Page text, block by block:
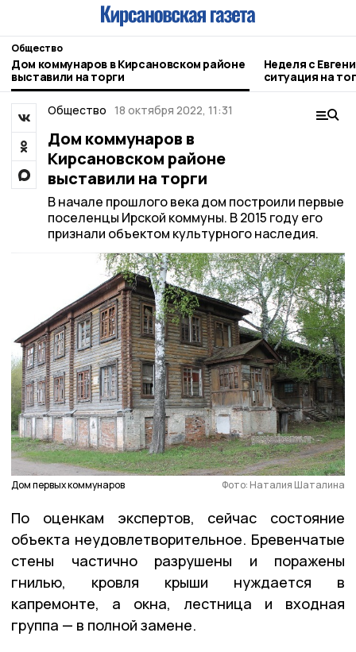
Общество
Дом коммунаров в Кирсановском районе
выставили на торги
Неделя с
ситуация на
городе и
Общество 18 октября 2022, 11:31
Дом коммунаров в
Кирсановском районе
выставили на торги
В начале прошлого века дом построили первые
поселенцы Ирской коммуны. В 2015 году его
признали объектом культурного наследия.
Дом первых коммунаров Фото: Наталия Шаталина
По оценкам экспертов, сейчас состояние
объекта неудовлетворительное. Бревенчатые
стены частично разрушены и поражены
гнилью, кровля крыши нуждается в
капремонте, а окна, лестница и входная
группа — в полной замене.